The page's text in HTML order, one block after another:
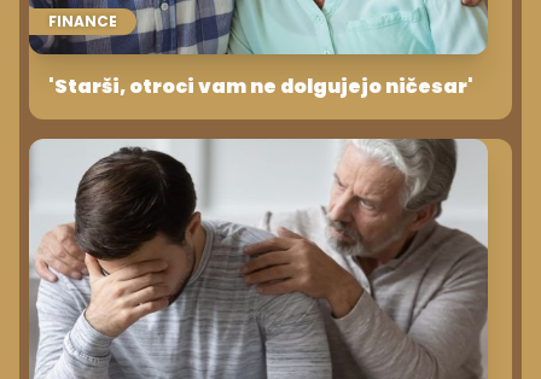
FINANCE
'Starši, otroci vam ne dolgujejo ničesar'